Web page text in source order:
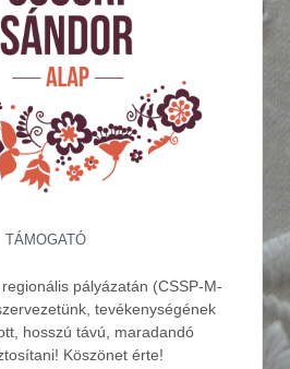
TÁMOGATÓ
pályázatán (CSSP-M-
tevékenységének
hosszú távú, maradandó
Köszönet érte!